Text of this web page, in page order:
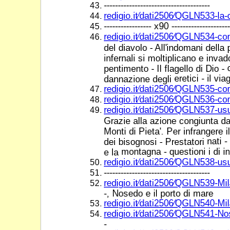
--------------------------------------
redigio.it⁄dati2506⁄QGLN533-
----------------- x90
redigio.it⁄dati2506⁄QGLN534-
del diavolo - All'indomani della
infernali si moltiplicano e
pentimento - Il flagello di Dio -
dannazione degli eretici - il
redigio.it⁄dati2506⁄QGLN535-
redigio.it⁄dati2506⁄QGLN536-
redigio.it⁄dati2506⁄QGLN537-
Grazie alla azione congiunta
Monti di Pieta'. Per infrangere
dei bisognosi - Prestatori nati -
e la montagna - questioni i di
redigio.it⁄dati2506⁄QGLN538-
--------------------------------------
redigio.it⁄dati2506⁄QGLN539-
-, Nosedo e il porto di mare
redigio.it⁄dati2506⁄QGLN540-
redigio.it⁄dati2506⁄QGLN541-
-